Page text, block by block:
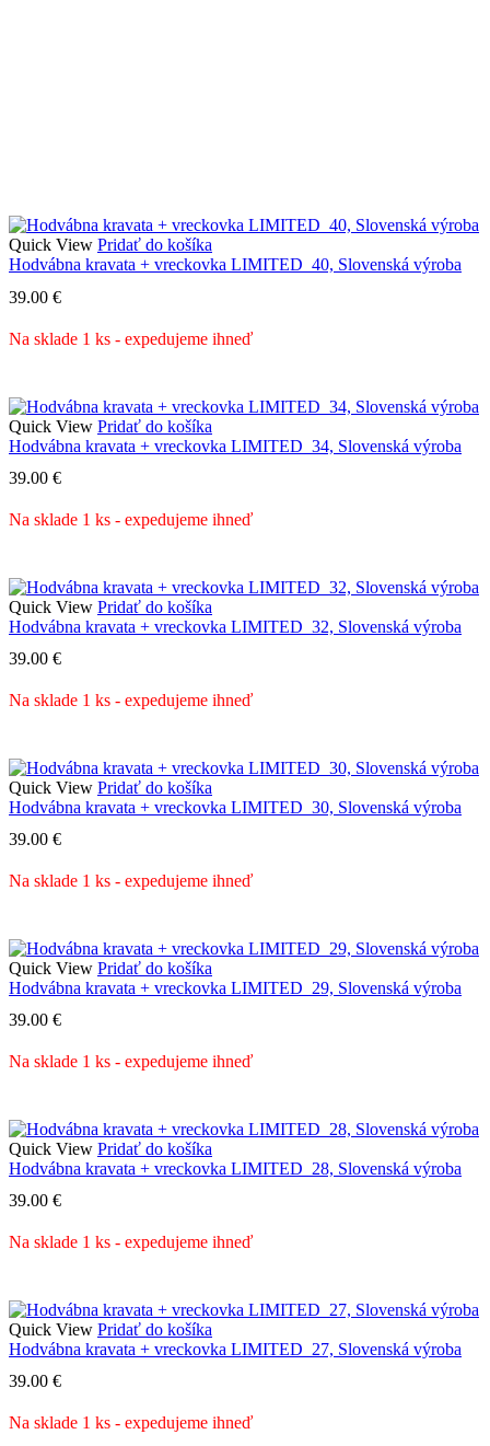
Quick View Pridať do košíka
Hodvábna kravata + vreckovka LIMITED_40, Slovenská výroba
39.00 €
Na sklade 1 ks - expedujeme ihneď
Quick View Pridať do košíka
Hodvábna kravata + vreckovka LIMITED_34, Slovenská výroba
39.00 €
Na sklade 1 ks - expedujeme ihneď
Quick View Pridať do košíka
Hodvábna kravata + vreckovka LIMITED_32, Slovenská výroba
39.00 €
Na sklade 1 ks - expedujeme ihneď
Quick View Pridať do košíka
Hodvábna kravata + vreckovka LIMITED_30, Slovenská výroba
39.00 €
Na sklade 1 ks - expedujeme ihneď
Quick View Pridať do košíka
Hodvábna kravata + vreckovka LIMITED_29, Slovenská výroba
39.00 €
Na sklade 1 ks - expedujeme ihneď
Quick View Pridať do košíka
Hodvábna kravata + vreckovka LIMITED_28, Slovenská výroba
39.00 €
Na sklade 1 ks - expedujeme ihneď
Quick View Pridať do košíka
Hodvábna kravata + vreckovka LIMITED_27, Slovenská výroba
39.00 €
Na sklade 1 ks - expedujeme ihneď